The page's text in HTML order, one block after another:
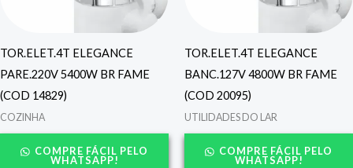
TOR.ELET.4T ELEGANCE
PARE.220V 5400W BR FAME
(COD 14829)
COZINHA
COMPRE FÁCIL PELO
WHATSAPP!
TOR.ELET.4T ELEGANCE
BANC.127V 4800W BR FAME
(COD 20095)
UTILIDADES DO LAR
COMPRE FÁCIL PELO
WHATSAPP!